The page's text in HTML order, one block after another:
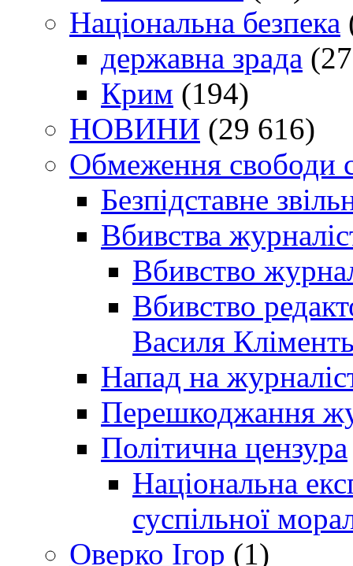
Національна безпека
державна зрада
Крим (194)
НОВИНИ (29 616)
Обмеження свободи
Безпідставне
Вбивства
Вбивство
Вбивство
Василя
Напад на
Перешкоджання
Політична цензура
Національна
суспільної
Оверко Ігор (1)